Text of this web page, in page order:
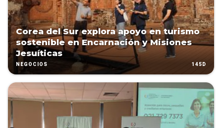
Corea del Sur explora apoyo en turismo
sostenible en Encarnación y Misiones
Jesuíticas
NEGOCIOS 145D